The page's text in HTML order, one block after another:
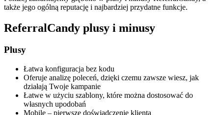
także jego ogólną reputację i najbardziej przydatne funkcje.
ReferralCandy plusy i minusy
Plusy
Łatwa konfiguracja bez kodu
Oferuje analizę poleceń, dzięki czemu zawsze wiesz, jak
działają Twoje kampanie
Łatwe w użyciu szablony, które można dostosować do
własnych upodobań
Mobile – pierwsze doświadczenie klienta